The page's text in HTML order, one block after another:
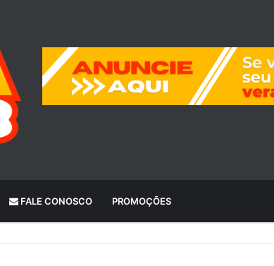
FALE CONOSCO PROMOÇÕES